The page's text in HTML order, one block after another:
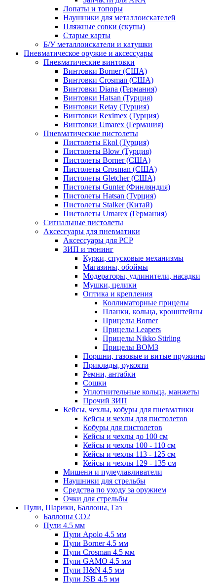
Лопаты и топоры
Наушники для металлоискателей
Пляжные совки (скупы)
Старые карты
Б/У металлоискатели и катушки
Пневматическое оружие и аксессуары
Пневматические винтовки
Винтовки Borner (США)
Винтовки Crosman (США)
Винтовки Diana (Германия)
Винтовки Hatsan (Турция)
Винтовки Retay (Турция)
Винтовки Reximex (Турция)
Винтовки Umarex (Германия)
Пневматические пистолеты
Пистолеты Ekol (Турция)
Пистолеты Blow (Турция)
Пистолеты Borner (США)
Пистолеты Crosman (США)
Пистолеты Gletcher (США)
Пистолеты Gunter (Финляндия)
Пистолеты Hatsan (Турция)
Пистолеты Stalker (Китай)
Пистолеты Umarex (Германия)
Сигнальные пистолеты
Аксессуары для пневматики
Аксессуары для PCP
ЗИП и тюнинг
Курки, спусковые механизмы
Магазины, обоймы
Модераторы, удлинители, насадки
Мушки, целики
Оптика и крепления
Коллиматорные прицелы
Планки, кольца, кронштейны
Прицелы Borner
Прицелы Leapers
Прицелы Nikko Stirling
Прицелы ВОМЗ
Поршни, газовые и витые пружины
Приклады, рукояти
Ремни, антабки
Сошки
Уплотнительные кольца, манжеты
Прочий ЗИП
Кейсы, чехлы, кобуры для пневматики
Кейсы и чехлы для пистолетов
Кобуры для пистолетов
Кейсы и чехлы до 100 см
Кейсы и чехлы 100 - 110 см
Кейсы и чехлы 113 - 125 см
Кейсы и чехлы 129 - 135 см
Мишени и пулеулавливатели
Наушники для стрельбы
Средства по уходу за оружием
Очки для стрельбы
Пули, Шарики, Баллоны, Газ
Баллоны CO2
Пули 4.5 мм
Пули Apolo 4.5 мм
Пули Borner 4.5 мм
Пули Crosman 4.5 мм
Пули GAMO 4.5 мм
Пули H&N 4.5 мм
Пули JSB 4.5 мм